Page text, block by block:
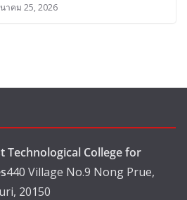
าคม 25, 2026
Technological College for
440 Village No.9 Nong Prue,
20150